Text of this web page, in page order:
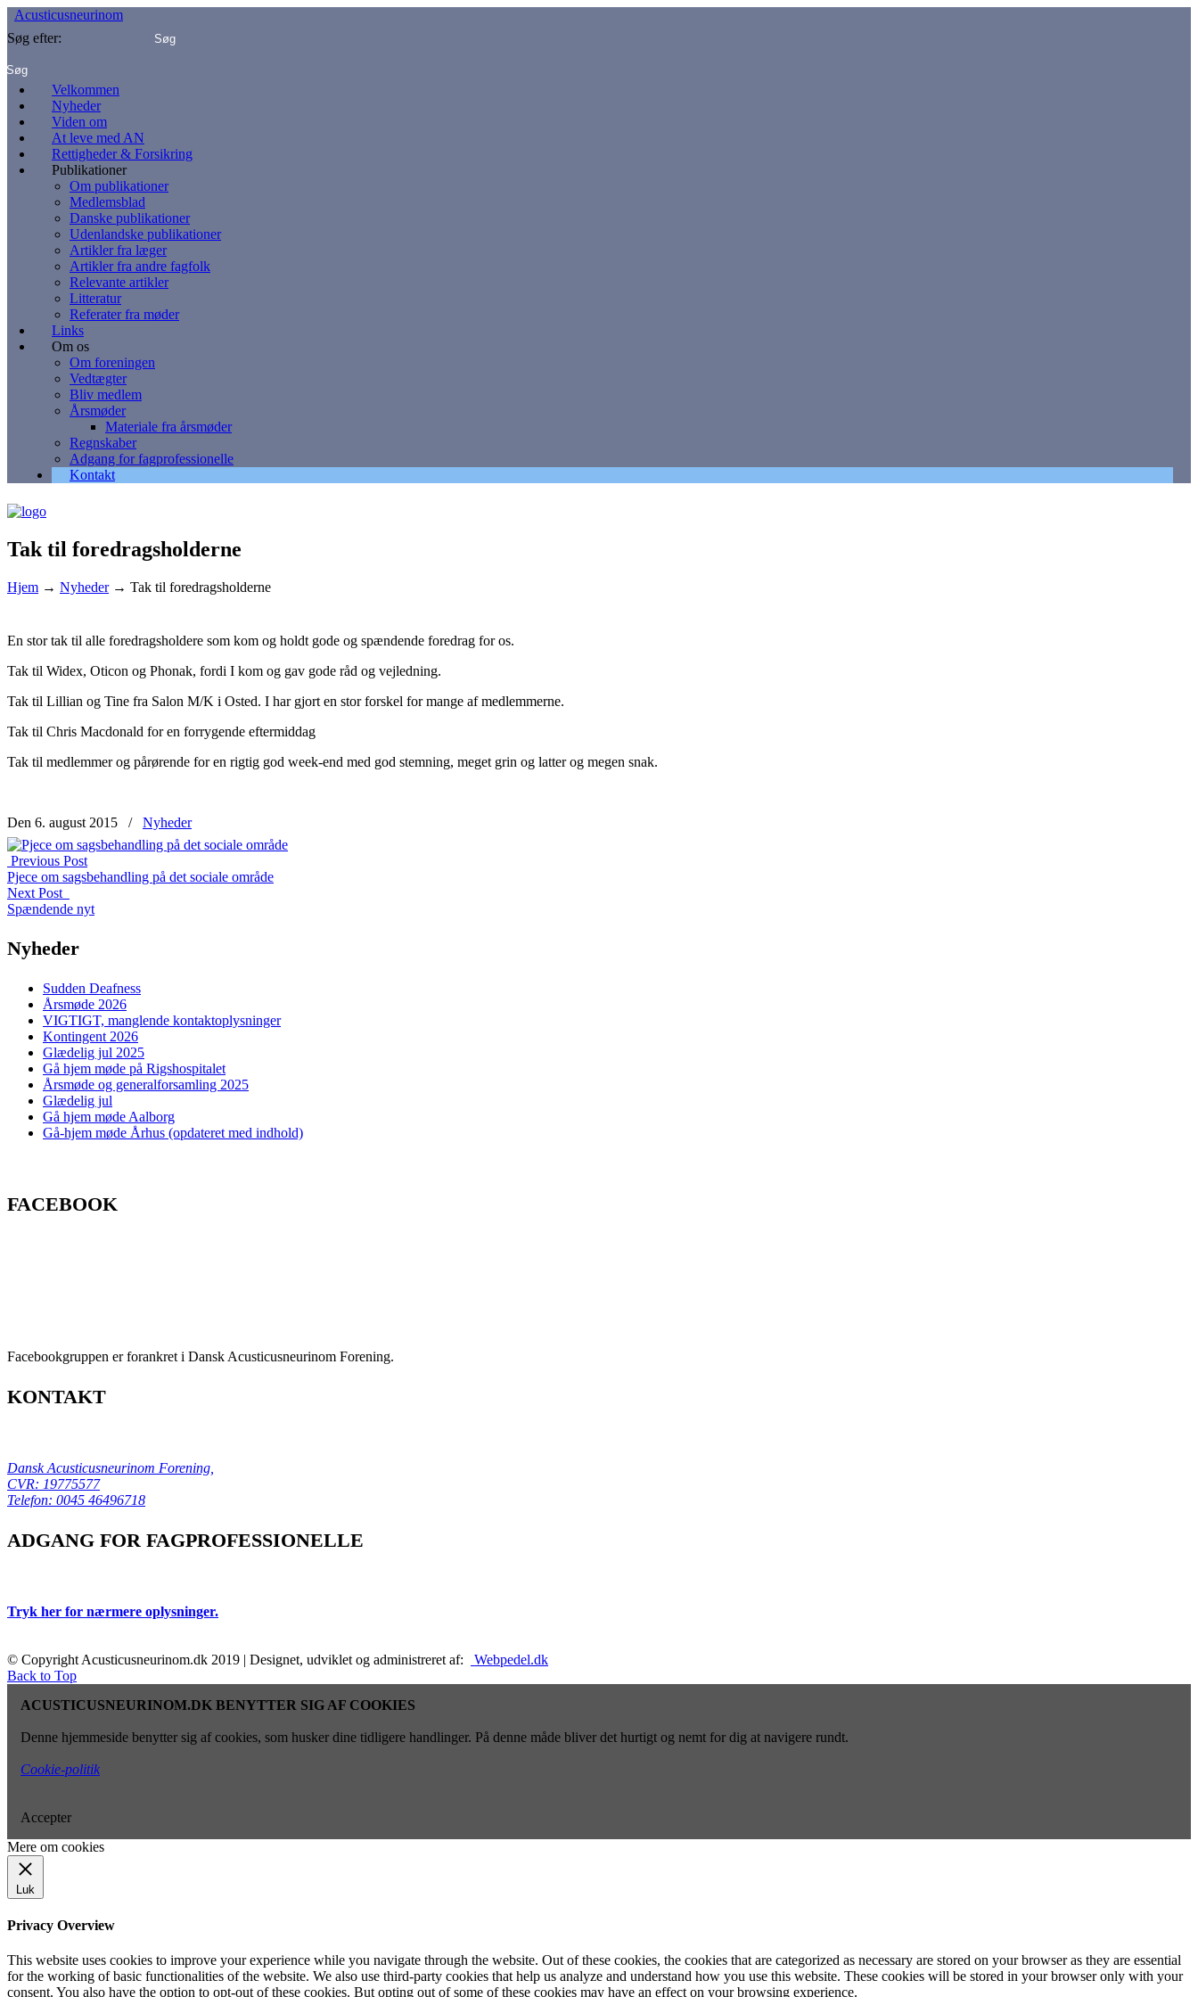
Acusticusneurinom
Søg efter:
Velkommen
Nyheder
Viden om
At leve med AN
Rettigheder & Forsikring
Publikationer
Om publikationer
Medlemsblad
Danske publikationer
Udenlandske publikationer
Artikler fra læger
Artikler fra andre fagfolk
Relevante artikler
Litteratur
Referater fra møder
Links
Om os
Om foreningen
Vedtægter
Bliv medlem
Årsmøder
Materiale fra årsmøder
Regnskaber
Adgang for fagprofessionelle
Kontakt
Tak til foredragsholderne
Hjem → Nyheder→ Tak til foredragsholderne
En stor tak til alle foredragsholdere som kom og holdt gode og spændende foredrag for os.
Tak til Widex, Oticon og Phonak, fordi I kom og gav gode råd og vejledning.
Tak til Lillian og Tine fra Salon M/K i Osted. I har gjort en stor forskel for mange af medlemmerne.
Tak til Chris Macdonald for en forrygende eftermiddag
Tak til medlemmer og pårørende for en rigtig god week-end med god stemning, meget grin og latter og megen snak.
Den 6. august 2015 / Nyheder
Previous Post
Pjece om sagsbehandling på det sociale område
Next Post
Spændende nyt
Nyheder
Sudden Deafness
Årsmøde 2026
VIGTIGT, manglende kontaktoplysninger
Kontingent 2026
Glædelig jul 2025
Gå hjem møde på Rigshospitalet
Årsmøde og generalforsamling 2025
Glædelig jul
Gå hjem møde Aalborg
Gå-hjem møde Århus (opdateret med indhold)
FACEBOOK
Facebookgruppen er forankret i Dansk Acusticusneurinom Forening.
KONTAKT
Dansk Acusticusneurinom Forening,
CVR: 19775577
Telefon: 0045 46496718
ADGANG FOR FAGPROFESSIONELLE
Tryk her for nærmere oplysninger.
© Copyright Acusticusneurinom.dk 2019 | Designet, udviklet og administreret af:
Webpedel.dk
Back to Top
ACUSTICUSNEURINOM.DK BENYTTER SIG AF COOKIES
Denne hjemmeside benytter sig af cookies, som husker dine tidligere handlinger. På denne måde bliver det hurtigt og nemt for dig at navigere rundt.
Cookie-politik
Accepter
Mere om cookies
Luk
Privacy Overview
This website uses cookies to improve your experience while you navigate through the website. Out of these cookies, the cookies that are categorized as necessary are stored on your browser as they are essential
for the working of basic functionalities of the website. We also use third-party cookies that help us analyze and understand how you use this website. These cookies will be stored in your browser only with your
consent. You also have the option to opt-out of these cookies. But opting out of some of these cookies may have an effect on your browsing experience.